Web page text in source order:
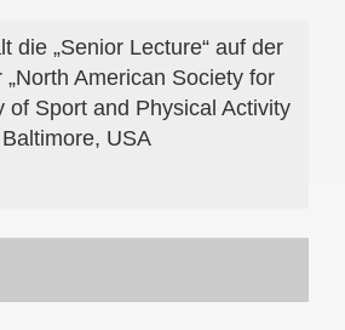
die „Senior Lecture“ auf der
„North American Society for
of Sport and Physical Activity
USA